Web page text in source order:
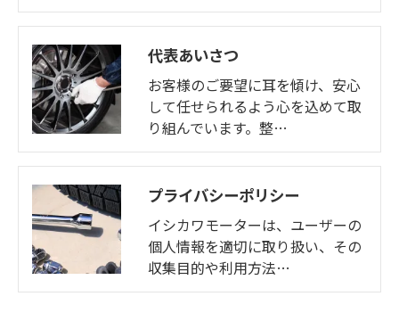
代表あいさつ
お客様のご要望に耳を傾け、安心
して任せられるよう心を込めて取
り組んでいます。整…
プライバシーポリシー
イシカワモーターは、ユーザーの
個人情報を適切に取り扱い、その
収集目的や利用方法…